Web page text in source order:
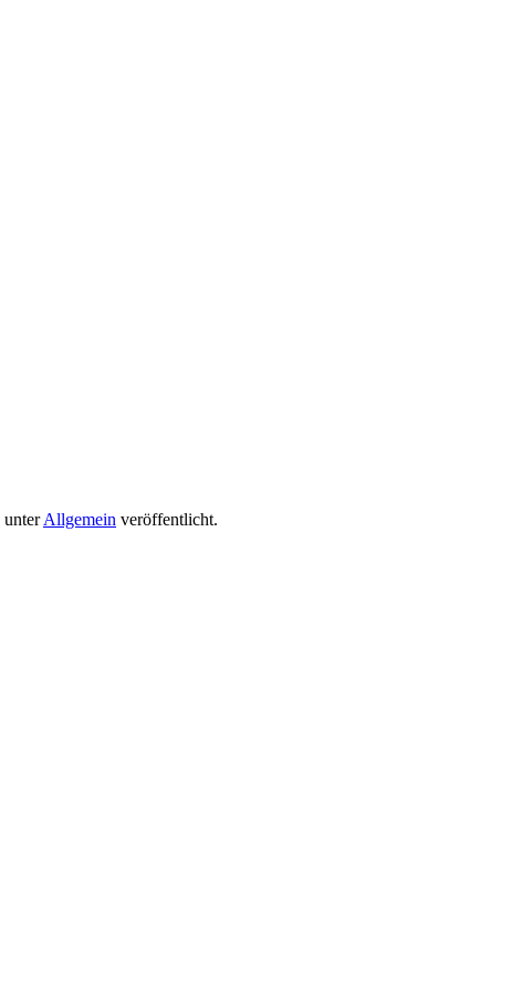
unterAllgemein veröffentlicht.